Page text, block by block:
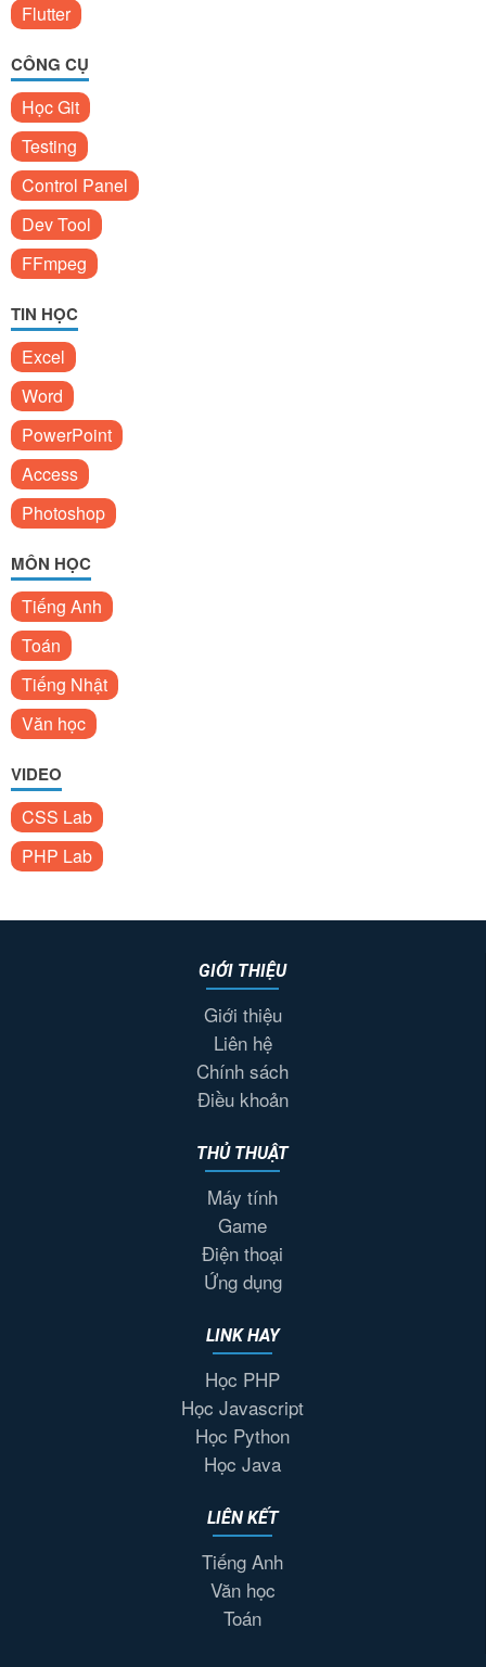
Flutter
CÔNG CỤ
Học Git
Testing
Control Panel
Dev Tool
FFmpeg
TIN HỌC
Excel
Word
PowerPoint
Access
Photoshop
MÔN HỌC
Tiếng Anh
Toán
Tiếng Nhật
Văn học
VIDEO
CSS Lab
PHP Lab
GIỚI THIỆU
Giới thiệu
Liên hệ
Chính sách
Điều khoản
THỦ THUẬT
Máy tính
Game
Điện thoại
Ứng dụng
LINK HAY
Học PHP
Học Javascript
Học Python
Học Java
LIÊN KẾT
Tiếng Anh
Văn học
Toán